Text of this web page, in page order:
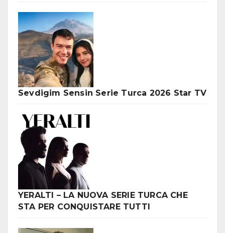
Sevdigim Sensin Serie Turca 2026 Star TV
YERALTI – LA NUOVA SERIE TURCA CHE
STA PER CONQUISTARE TUTTI